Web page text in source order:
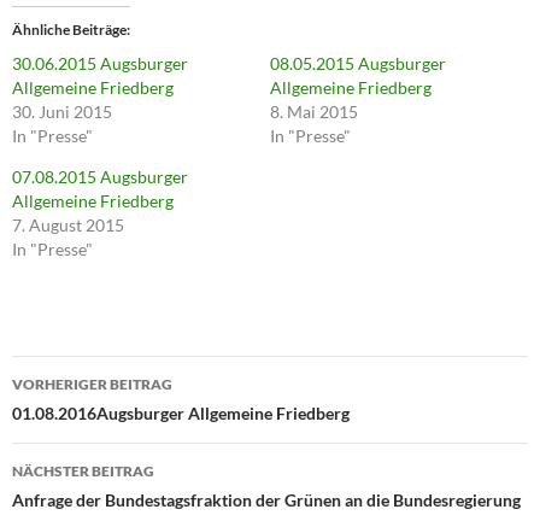
,
u
m
ü
b
e
r
T
w
i
t
e
r
z
u
t
(
i
d
n
e
e
Ähnliche Beiträge
30.06.2015 Augsburger
Allgemeine Friedberg
30. Juni 2015
In "Presse"
08.05.2015 Augsburger
Allgemeine Friedberg
8. Mai 2015
In "Presse"
07.08.2015 Augsburger
Allgemeine Friedberg
7. August 2015
In "Presse"
Beitragsnavigation
VORHERIGER BEITRAG
01.08.2016Augsburger Allgemeine Friedberg
NÄCHSTER BEITRAG
Anfrage der Bundestagsfraktion der Grünen an die Bundesregierung